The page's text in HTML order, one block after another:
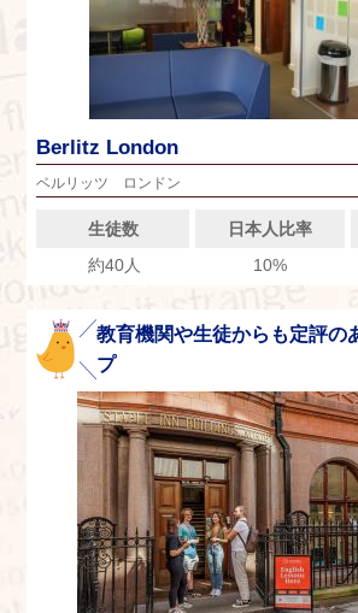
Berlitz London
ベルリッツ ロンドン
生徒数 日本人比率
約40人
10%
教育機関や生徒からも定評の
プ